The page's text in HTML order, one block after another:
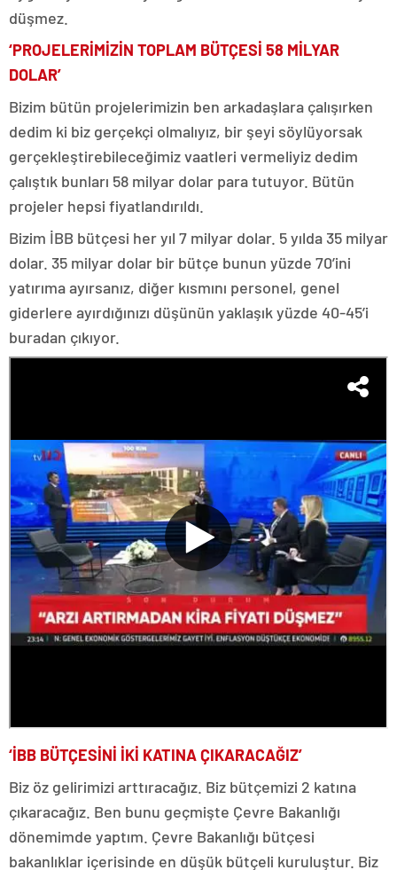
düşmez.
‘PROJELERİMİZİN TOPLAM BÜTÇESİ 58 MİLYAR
DOLAR’
Bizim bütün projelerimizin ben arkadaşlara çalışırken
dedim ki biz gerçekçi olmalıyız, bir şeyi söylüyorsak
gerçekleştirebileceğimiz vaatleri vermeliyiz dedim
çalıştık bunları 58 milyar dolar para tutuyor. Bütün
projeler hepsi fiyatlandırıldı.
Bizim İBB bütçesi her yıl 7 milyar dolar. 5 yılda 35 milyar
dolar. 35 milyar dolar bir bütçe bunun yüzde 70’ini
yatırıma ayırsanız, diğer kısmını personel, genel
giderlere ayırdığınızı düşünün yaklaşık yüzde 40-45’i
buradan çıkıyor.
‘İBB BÜTÇESİNİ İKİ KATINA ÇIKARACAĞIZ’
Biz öz gelirimizi arttıracağız. Biz bütçemizi 2 katına
çıkaracağız. Ben bunu geçmişte Çevre Bakanlığı
dönemimde yaptım. Çevre Bakanlığı bütçesi
bakanlıklar içerisinde en düşük bütçeli kuruluştur. Biz